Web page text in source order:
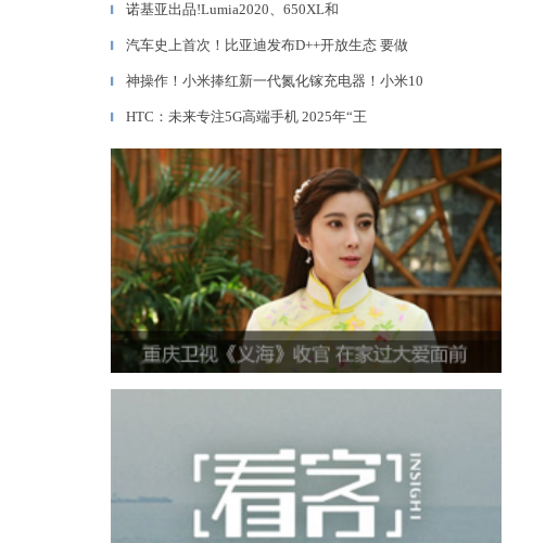
▎ 诺基亚出品!Lumia2020、650XL和
▎ 汽车史上首次！比亚迪发布D++开放生态 要做
▎ 神操作！小米捧红新一代氮化镓充电器！小米10
▎ HTC：未来专注5G高端手机 2025年“王